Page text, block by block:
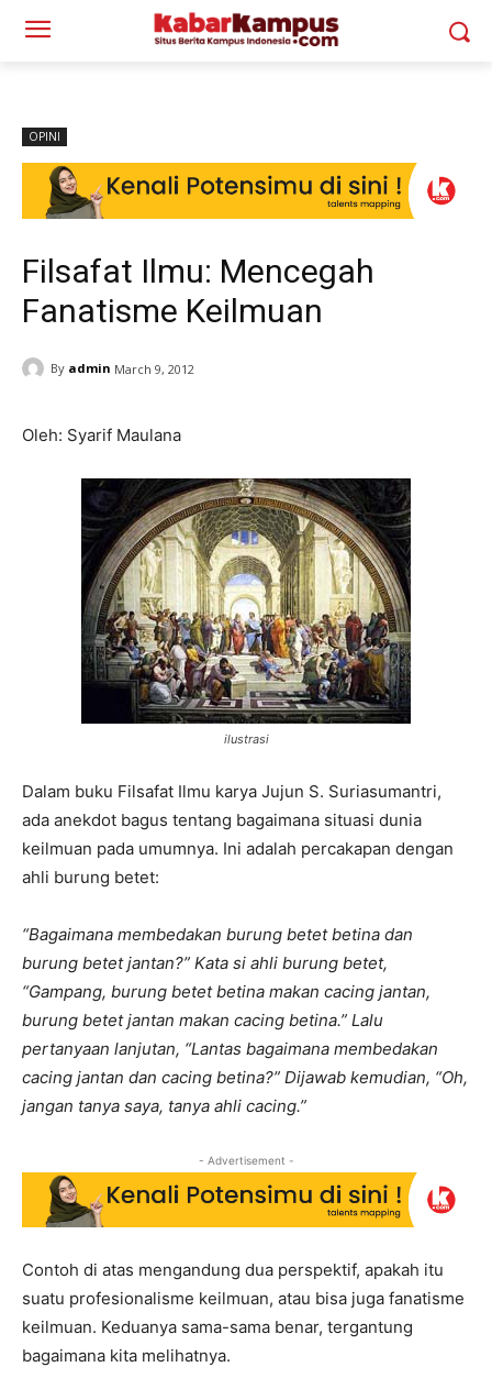
OPINI
Filsafat Ilmu: Mencegah
Fanatisme Keilmuan
By admin March 9, 2012
Oleh: Syarif Maulana
ilustrasi
Dalam buku Filsafat Ilmu karya Jujun S. Suriasumantri,
ada anekdot bagus tentang bagaimana situasi dunia
keilmuan pada umumnya. Ini adalah percakapan dengan
ahli burung betet:
“Bagaimana membedakan burung betet betina dan
burung betet jantan?” Kata si ahli burung betet,
“Gampang, burung betet betina makan cacing jantan,
burung betet jantan makan cacing betina.” Lalu
pertanyaan lanjutan, “Lantas bagaimana membedakan
cacing jantan dan cacing betina?” Dijawab kemudian, “Oh,
jangan tanya saya, tanya ahli cacing.”
- Advertisement -
Contoh di atas mengandung dua perspektif, apakah itu
suatu profesionalisme keilmuan, atau bisa juga fanatisme
keilmuan. Keduanya sama-sama benar, tergantung
bagaimana kita melihatnya.